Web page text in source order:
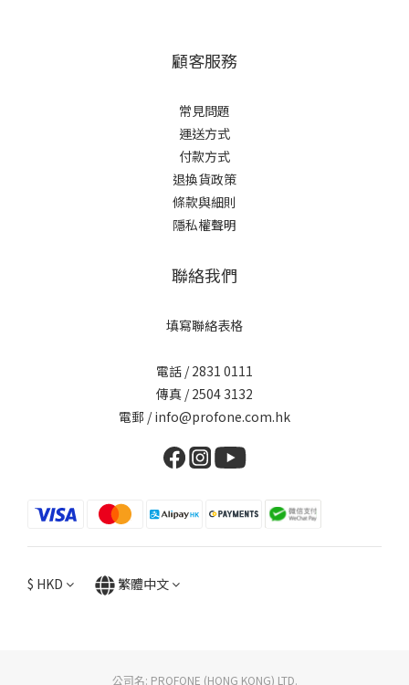
顧客服務
常見問題
運送方式
付款方式
退換貨政策
條款與細則
隱私權聲明
聯絡我們
填寫聯絡表格
電話 / 2831 0111
傳真 / 2504 3132
電郵 / info@profone.com.hk
$ HKD 繁體中文
公司名: PROFONE (HONG KONG) LTD.